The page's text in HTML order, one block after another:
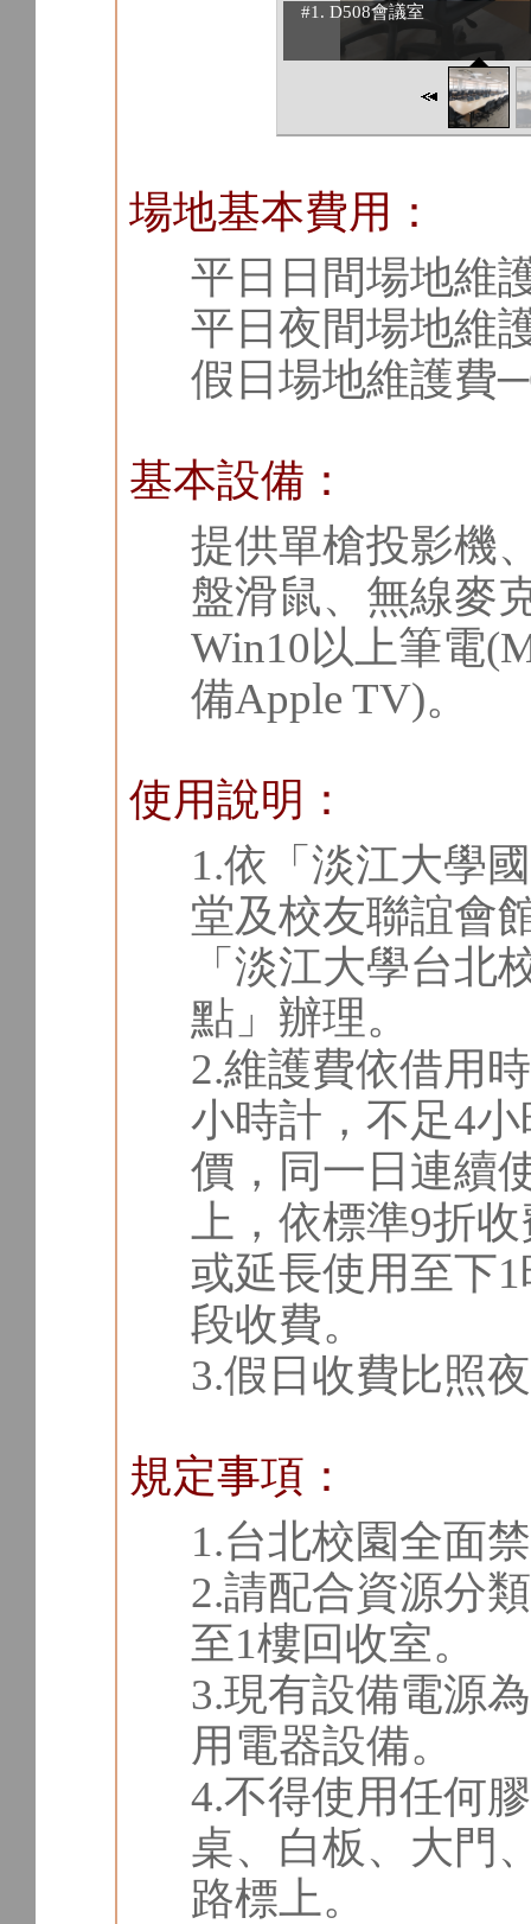
#1. D508會議室
場地基本費用：
平日日間場地維
平日夜間場地維
假日場地維護費
基本設備：
提供單槍投影機
盤滑鼠、無線麥
Win10以上筆電
備Apple TV)。
使用說明：
1.依「淡江大學
堂及校友聯誼會
「淡江大學台北
點」辦理。
2.維護費依借用
小時計，不足4
價，同一日連續
上，依標準9折
或延長使用至下
段收費。
3.假日收費比照
規定事項：
1.台北校園全面
2.請配合資源分
至1樓回收室。
3.現有設備電源
用電器設備。
4.不得使用任何
桌、白板、大門
路標上。